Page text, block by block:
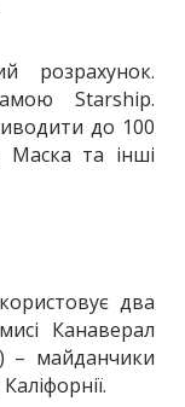
розрахунок.
Starship.
до 100
та інші
два
Канаверал
– майданчики